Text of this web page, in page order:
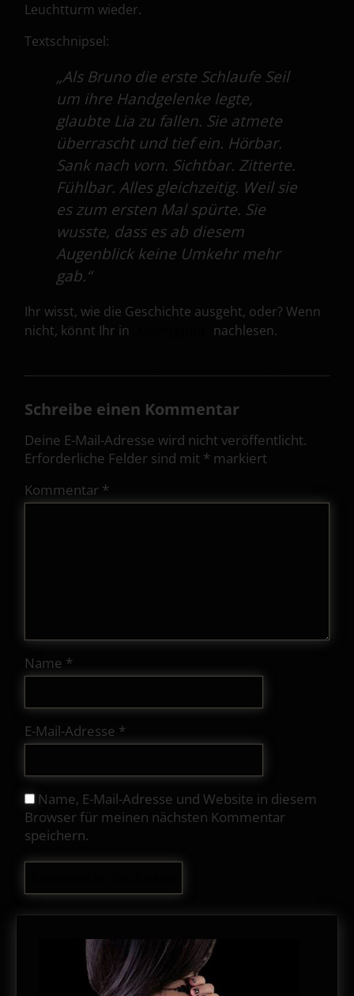
Leuchtturm wieder.
Textschnipsel:
„Als Bruno die erste Schlaufe Seil
um ihre Handgelenke legte,
glaubte Lia zu fallen. Sie atmete
überrascht und tief ein. Hörbar.
Sank nach vorn. Sichtbar. Zitterte.
Fühlbar. Alles gleichzeitig. Weil sie
es zum ersten Mal spürte. Sie
wusste, dass es ab diesem
Augenblick keine Umkehr mehr
gab.“
Ihr wisst, wie die Geschichte ausgeht, oder? Wenn
nicht, könnt Ihr in
nachlesen.
Schreibe einen Kommentar
Deine E-Mail-Adresse wird nicht veröffentlicht.
Erforderliche Felder sind mit * markiert
Kommentar *
Name *
E-Mail-Adresse *
Name, E-Mail-Adresse und Website in diesem
Browser für meinen nächsten Kommentar
speichern.